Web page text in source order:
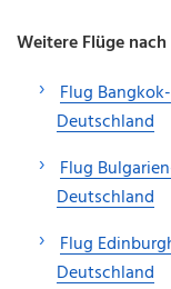
Weitere Flüge
Flug Bangkok-
Deutschland
Flug
Deutschland
Flug
Deutschland